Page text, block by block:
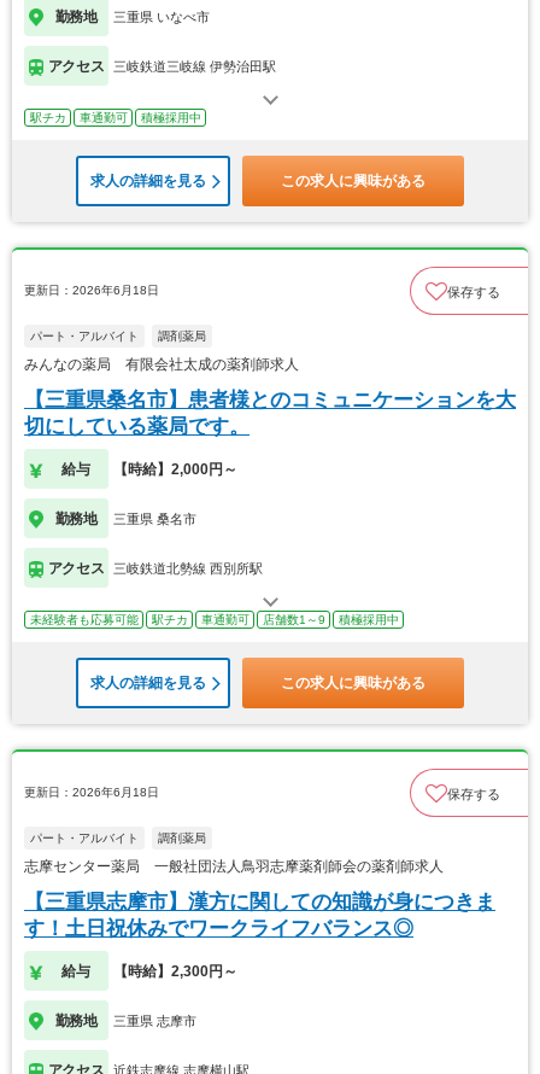
勤務地 三重県 いなべ市
アクセス 三岐鉄道三岐線 伊勢治田駅
駅チカ 車通勤可 積極採用中
求人の詳細を見る この求人に興味がある
更新日：2026年6月18日 保存する
パート・アルバイト 調剤薬局
みんなの薬局 有限会社太成の薬剤師求人
【三重県桑名市】患者様とのコミュニケーションを大
切にしている薬局です。
給与 【時給】2,000円～
勤務地 三重県 桑名市
アクセス 三岐鉄道北勢線 西別所駅
未経験者も応募可能 駅チカ 車通勤可 店舗数1～9 積極採用中
求人の詳細を見る この求人に興味がある
更新日：2026年6月18日 保存する
パート・アルバイト 調剤薬局
志摩センター薬局 一般社団法人鳥羽志摩薬剤師会の薬剤師求人
【三重県志摩市】漢方に関しての知識が身につきま
す！土日祝休みでワークライフバランス◎
給与 【時給】2,300円～
勤務地 三重県 志摩市
アクセス 近鉄志摩線 志摩横山駅